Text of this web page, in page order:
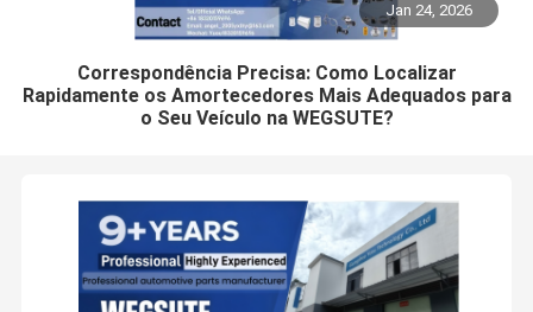
Jan 24, 2026
Correspondência Precisa: Como Localizar
Rapidamente os Amortecedores Mais Adequados para
o Seu Veículo na WEGSUTE?